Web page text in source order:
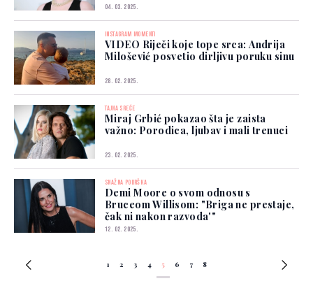
04. 03. 2025.
INSTAGRAM MOMENTI
VIDEO Riječi koje tope srca: Andrija
Milošević posvetio dirljivu poruku sinu
28. 02. 2025.
TAJNA SREĆE
Miraj Grbić pokazao šta je zaista
važno: Porodica, ljubav i mali trenuci
23. 02. 2025.
SNAŽNA PODRŠKA
Demi Moore o svom odnosu s
Bruceom Willisom: "Briga ne prestaje,
čak ni nakon razvoda'"
12. 02. 2025.
1 2 3 4 5 6 7 8